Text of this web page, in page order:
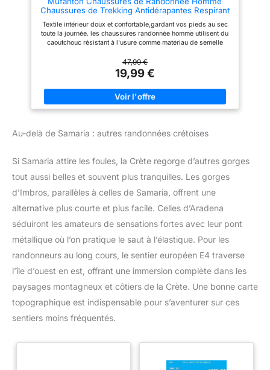
Chaussures de Trekking Antidérapantes Respirant
Sneakers,Noir,EU39
Textile intérieur doux et confortable,gardant vos pieds au sec
toute la journée. les chaussures randonnée homme utilisent du
caoutchouc résistant à l'usure comme matériau de semelle
adhérence, Le motif unique sur la semelle a une grande
distance pour éviter les embouteillages. Une semelle
intercalaire MD flexible absorbe les chocs à chaque pas. De
plus, la semelle intérieure flexible offre un soutien et un amorti
pour toutes les aventures en plein air. L'embout de protection
en caoutchouc garantit une protection optimale sur les rochers
Chaussures de Randonnée offrent des performances de
à la pêche, à la randonnée, au trekking et bien plus encore.
47,99 €
19,99 €
Au-delà de Samaria : autres randonnées crétoises
Si Samaria attire les foules, la Crète regorge d’autres gorges
tout aussi belles et souvent plus tranquilles. Les gorges
d’Imbros, parallèles à celles de Samaria, offrent une
alternative plus courte et plus facile. Celles d’Aradena
séduiront les amateurs de sensations fortes avec leur pont
métallique où l’on pratique le saut à l’élastique. Pour les
randonneurs au long cours, le sentier européen E4 traverse
l’île d’ouest en est, offrant une immersion complète dans les
paysages montagneux et côtiers de la Crète. Une bonne carte
topographique est indispensable pour s’aventurer sur ces
sentiers moins fréquentés.